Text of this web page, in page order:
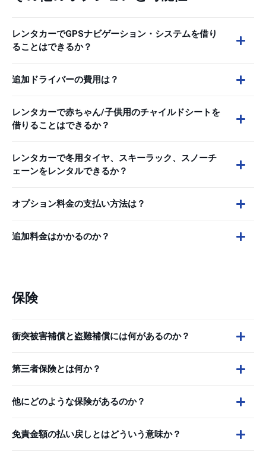
レンタカーでGPSナビゲーション・システムを借り
ることはできるか？
追加ドライバーの費用は？
レンタカーで赤ちゃん/子供用のチャイルドシートを
借りることはできるか？
レンタカーで冬用タイヤ、スキーラック、スノーチ
ェーンをレンタルできるか？
オプション料金の支払い方法は？
追加料金はかかるのか？
保険
衝突被害補償と盗難補償には何があるのか？
第三者保険とは何か？
他にどのような保険があるのか？
免責金額の払い戻しとはどういう意味か？